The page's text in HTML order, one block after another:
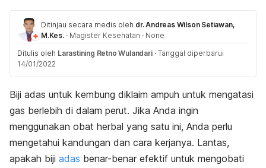
Ditinjau secara medis oleh dr. Andreas Wilson Setiawan,
M.Kes. · Magister Kesehatan · None
Ditulis oleh Larastining Retno Wulandari · Tanggal diperbarui
14/01/2022
Biji adas untuk kembung diklaim ampuh untuk mengatasi
gas berlebih di dalam perut. Jika Anda ingin
menggunakan obat herbal yang satu ini, Anda perlu
mengetahui kandungan dan cara kerjanya. Lantas,
apakah biji adas benar-benar efektif untuk mengobati